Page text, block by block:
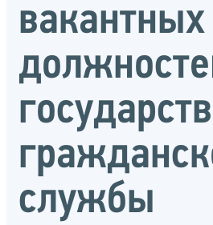
вакантных
службы